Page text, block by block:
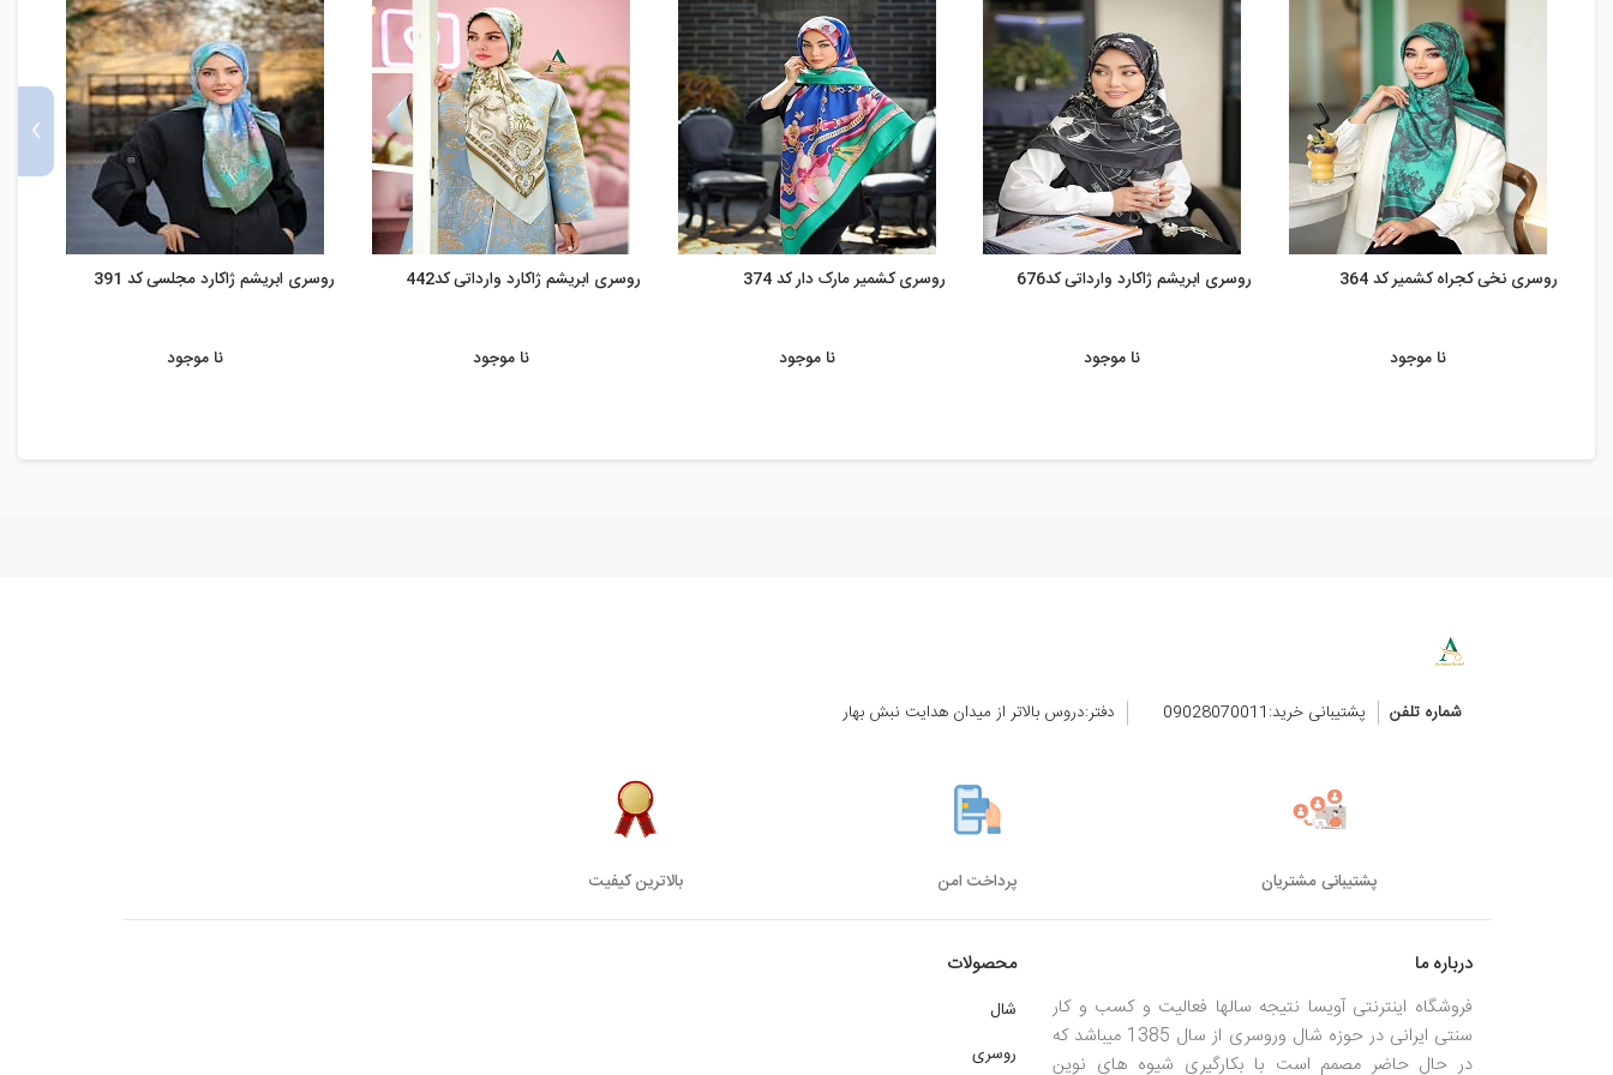
روسری نخی کجراه کشمیر کد 364
نا موجود
روسری ابریشم ژاکارد وارداتی کد676
نا موجود
روسری کشمیر مارک دار کد 374
نا موجود
روسری ابریشم ژاکارد وارداتی کد442
نا موجود
روسری ابریشم ژاکارد مجلسی کد 391
نا موجود
›
شماره تلفن پشتیبانی خرید:09028070011 دفتر:دروس بالاتر از میدان هدایت نبش بهار
پشتیبانی مشتریان پرداخت امن بالاترین کیفیت
درباره ما
فروشگاه اینترنتی آویسا نتیجه سالها فعالیت و کسب و کار
سنتی ایرانی در حوزه شال وروسری از سال 1385 میباشد که
در حال حاضر مصمم است با بکارگیری شیوه های نوین
محصولات
شال
روسری